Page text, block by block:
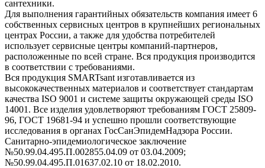
сантехники.
Для выполнения гарантийных обязательств компания имеет 6
собственных сервисных центров в крупнейших региональных
центрах России, а также для удобства потребителей
использует сервисные центры компаний-партнеров,
расположенные по всей стране. Вся продукция производится
в соответствии с требованиями.
Вся продукция SMARTsant изготавливается из
высококачественных материалов и соответствует стандартам
качества ISO 9001 и системе защиты окружающей среды ISO
14001. Все изделия удовлетворяют требованиям ГОСТ 25809-
96, ГОСТ 19681-94 и успешно прошли соответствующие
исследования в органах ГосСанЭпидемНадзора России.
Санитарно-эпидемиологическое заключение
№50.99.04.495.П.002855.04.09 от 03.04.2009;
№50.99.04.495.П.01637.02.10 от 18.02.2010.